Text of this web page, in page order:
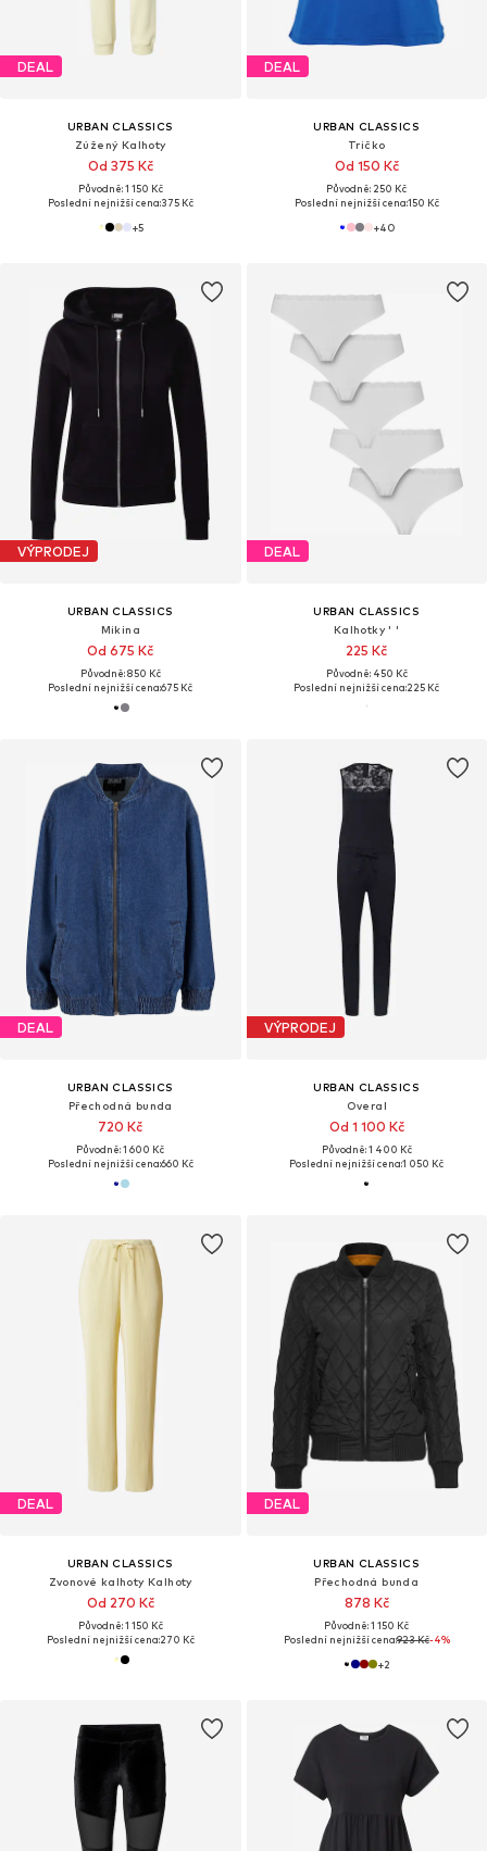
DEAL
URBAN CLASSICS
Zúžený Kalhoty
Od 375 Kč
Původně: 1 150 Kč
Poslední nejnižší cena:375 Kč
+5
DEAL
URBAN CLASSICS
Tričko
Od 150 Kč
Původně: 250 Kč
Poslední nejnižší cena:150 Kč
+40
VÝPRODEJ
URBAN CLASSICS
Mikina
Od 675 Kč
Původně: 850 Kč
Poslední nejnižší cena:675 Kč
DEAL
URBAN CLASSICS
Kalhotky ' '
225 Kč
Původně: 450 Kč
Poslední nejnižší cena:225 Kč
DEAL
URBAN CLASSICS
Přechodná bunda
720 Kč
Původně: 1 600 Kč
Poslední nejnižší cena:660 Kč
VÝPRODEJ
URBAN CLASSICS
Overal
Od 1 100 Kč
Původně: 1 400 Kč
Poslední nejnižší cena:1 050 Kč
DEAL
URBAN CLASSICS
Zvonové kalhoty Kalhoty
Od 270 Kč
Původně: 1 150 Kč
Poslední nejnižší cena:270 Kč
DEAL
URBAN CLASSICS
Přechodná bunda
878 Kč
Původně: 1 150 Kč
Poslední nejnižší cena:923 Kč-4%
+2